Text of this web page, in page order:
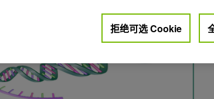
拒绝可选 Cookie